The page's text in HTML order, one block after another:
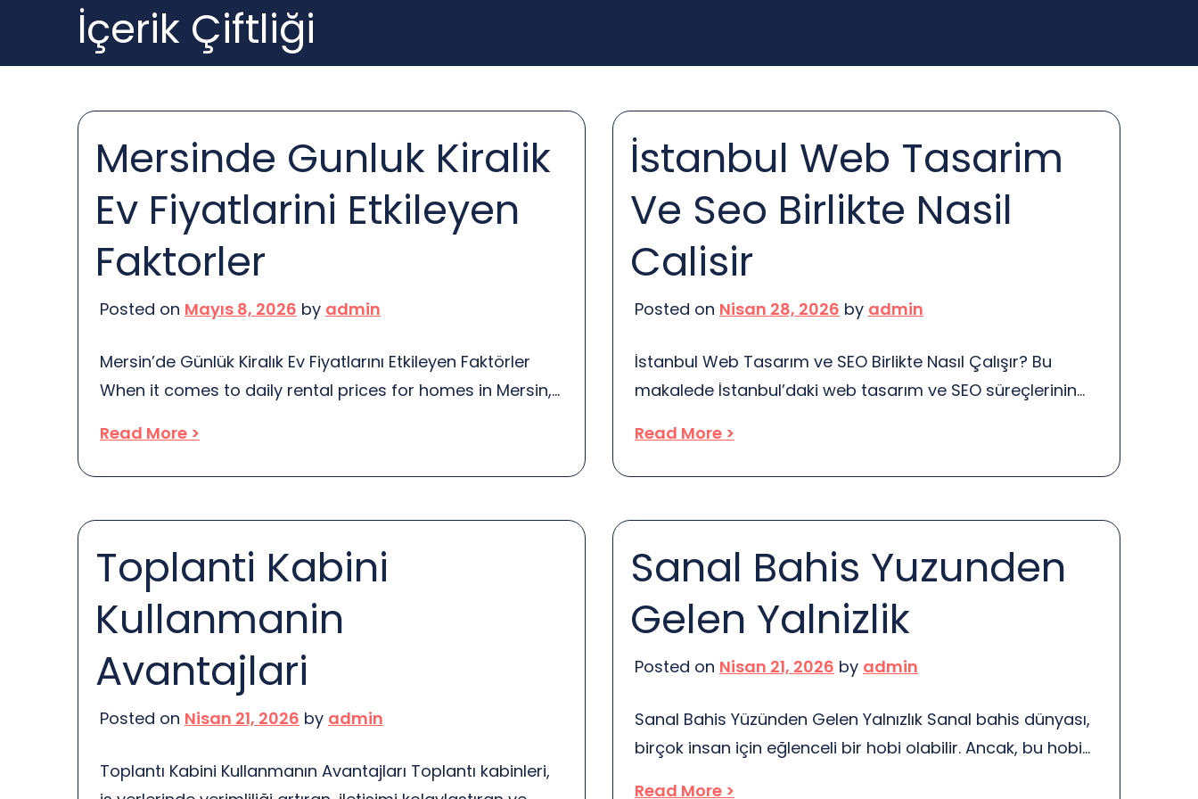
content
İçerik Çiftliği
Mersinde Gunluk Kiralik
Ev Fiyatlarini Etkileyen
Faktorler
Posted on Mayıs 8, 2026 by admin
Mersin’de Günlük Kiralık Ev Fiyatlarını Etkileyen Faktörler
When it comes to daily rental prices for homes in Mersin,
factors can help you navigate the rental market more
effectively. So, what influences these prices? Let’s dive in!
Read More >
İstanbul Web Tasarim
Ve Seo Birlikte Nasil
Calisir
Posted on Nisan 28, 2026 by admin
İstanbul Web Tasarım ve SEO Birlikte Nasıl Çalışır? Bu
makalede İstanbul’daki web tasarım ve SEO süreçlerinin
başarılı bir çevrimiçi varlık oluşturmak için bu iki alanın
önemini keşfedeceğiz. İstanbul, tarihi ve kültürel
oluşturmak […]
Read More >
Toplanti Kabini
Kullanmanin
Avantajlari
Posted on Nisan 21, 2026 by admin
Toplantı Kabini Kullanmanın Avantajları Toplantı kabinleri,
Sanal Bahis Yuzunden
Gelen Yalnizlik
Posted on Nisan 21, 2026 by admin
Sanal Bahis Yüzünden Gelen Yalnızlık Sanal bahis dünyası,
birçok insan için eğlenceli bir hobi olabilir. Ancak, bu hobi
Read More >